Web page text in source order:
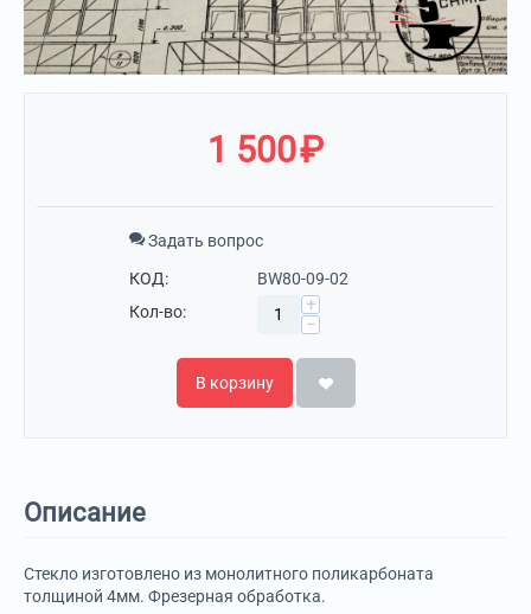
1 500₽
Задать вопрос
КОД:
BW80-09-02
Кол-во:
+
−
В корзину
Описание
Стекло изготовлено из монолитного поликарбоната
толщиной 4мм. Фрезерная обработка.